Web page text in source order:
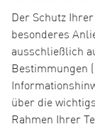
Der Schutz
besonderes
ausschließlich
Bestimmungen
über die
Rahmen Ihrer